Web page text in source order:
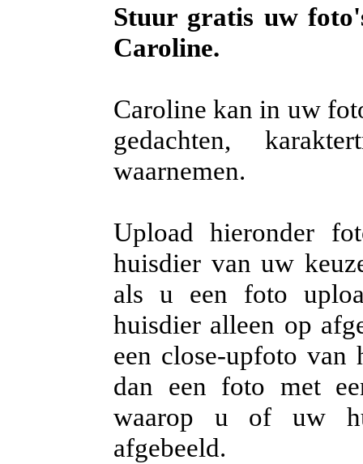
Stuur gratis uw
Caroline.
Caroline kan in uw
gedachten,
waarnemen.
Upload hieronder
huisdier van uw
als u een foto
huisdier alleen op
een close-upfoto van
dan een foto met
waarop u of uw
afgebeeld.